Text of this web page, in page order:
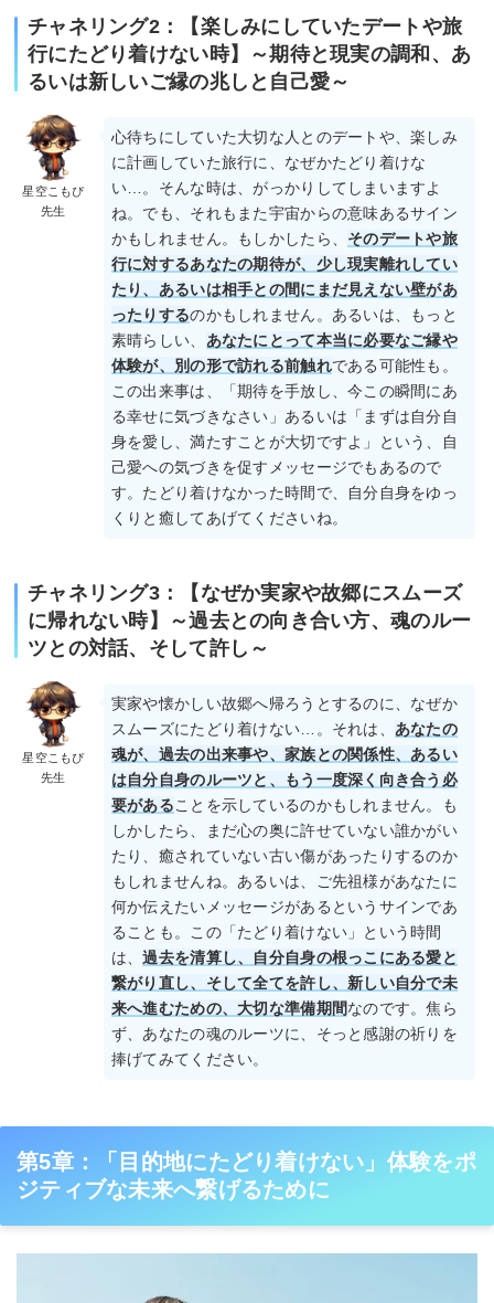
チャネリング2：【楽しみにしていたデートや旅
行にたどり着けない時】～期待と現実の調和、あ
るいは新しいご縁の兆しと自己愛～
星空こもぴ
先生
心待ちにしていた大切な人とのデートや、楽しみ
に計画していた旅行に、なぜかたどり着けな
い…。そんな時は、がっかりしてしまいますよ
ね。でも、それもまた宇宙からの意味あるサイン
かもしれません。もしかしたら、 そのデートや旅
行に対するあなたの期待が、少し現実離れしてい
たり、あるいは相手との間にまだ見えない壁があ
ったりするのかもしれません。あるいは、もっと
素晴らしい、 あなたにとって本当に必要なご縁や
体験が、別の形で訪れる前触れである可能性も。
この出来事は、「期待を手放し、今この瞬間にあ
る幸せに気づきなさい」あるいは「まずは自分自
身を愛し、満たすことが大切ですよ」という、自
己愛への気づきを促すメッセージでもあるので
す。たどり着けなかった時間で、自分自身をゆっ
くりと癒してあげてくださいね。
チャネリング3：【なぜか実家や故郷にスムーズ
に帰れない時】～過去との向き合い方、魂のルー
ツとの対話、そして許し～
星空こもぴ
先生
実家や懐かしい故郷へ帰ろうとするのに、なぜか
スムーズにたどり着けない…。それは、 あなたの
魂が、過去の出来事や、家族との関係性、あるい
は自分自身のルーツと、もう一度深く向き合う必
要があることを示しているのかもしれません。も
しかしたら、まだ心の奥に許せていない誰かがい
たり、癒されていない古い傷があったりするのか
もしれませんね。あるいは、ご先祖様があなたに
何か伝えたいメッセージがあるというサインであ
ることも。この「たどり着けない」という時間
は、過去を清算し、自分自身の根っこにある愛と
繋がり直し、そして全てを許し、新しい自分で未
来へ進むための、大切な準備期間なのです。焦ら
ず、あなたの魂のルーツに、そっと感謝の祈りを
捧げてみてください。
第5章：「目的地にたどり着けない」体験をポ
ジティブな未来へ繋げるために